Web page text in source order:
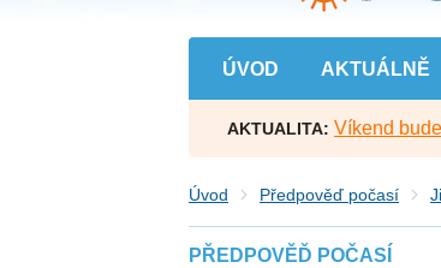
ÚVOD AKTUÁLNĚ
AKTUALITA: Víkend
Úvod Předpověď počasí
PŘEDPOVĚĎ POČASÍ